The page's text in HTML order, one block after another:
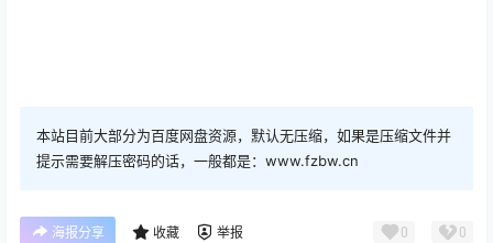
本站目前大部分为百度网盘资源，默认无压缩，如果是压缩文件并
提示需要解压密码的话，一般都是：www.fzbw.cn
海报分享 收藏 举报 0 0